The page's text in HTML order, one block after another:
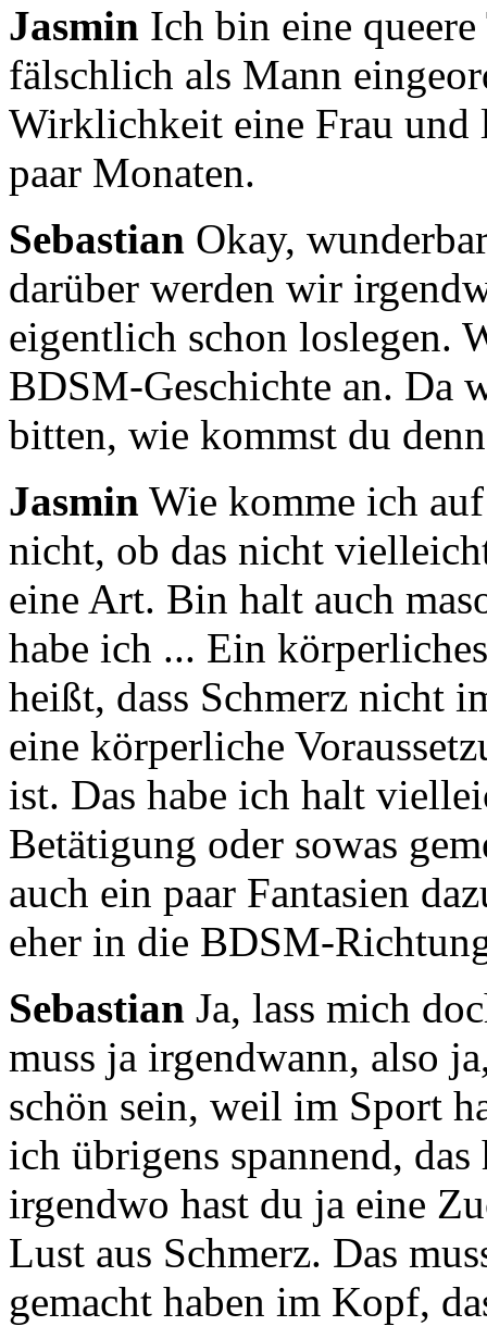
Jasmin Ich bin eine
fälschlich als Mann
Wirklichkeit eine Frau und
paar Monaten.
Sebastian Okay,
darüber werden wir
eigentlich schon loslegen.
BDSM-Geschichte an. Da
bitten, wie kommst du
Jasmin Wie komme ich
nicht, ob das nicht
eine Art. Bin halt auch
habe ich ... Ein
heißt, dass Schmerz nicht
eine körperliche
ist. Das habe ich halt
Betätigung oder sowas
auch ein paar Fantasien
eher in die BDSM-
Sebastian Ja, lass mich
muss ja irgendwann, also
schön sein, weil im Sport
ich übrigens spannend,
irgendwo hast du ja eine
Lust aus Schmerz. Das
gemacht haben im Kopf,